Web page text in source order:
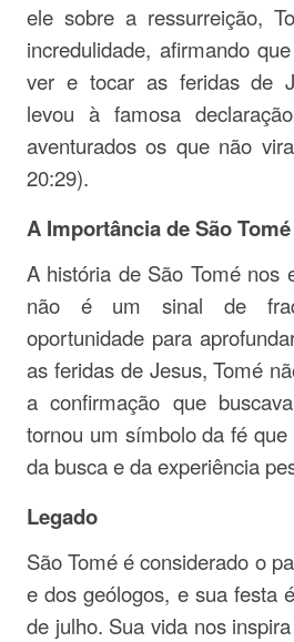
ele sobre a ressurreição,
incredulidade, afirmando
ver e tocar as feridas de
levou à famosa
aventurados os que não
20:29).
A Importância de São Tomé
A história de São Tomé nos
não é um sinal de
oportunidade para
as feridas de Jesus, Tomé
a confirmação que
tornou um símbolo da fé
da busca e da experiência
Legado
São Tomé é considerado o
e dos geólogos, e sua festa
de julho. Sua vida nos